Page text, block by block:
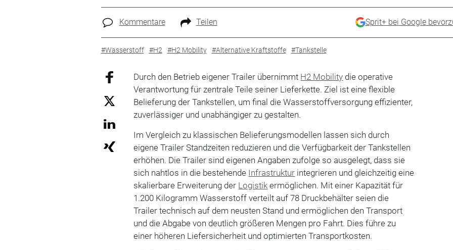
Kommentare Teilen Sprit+ bei Google
#Wasserstoff #H2 #H2 Mobility #Alternative Kraftstoffe #Tankstelle
Durch den Betrieb eigener Trailer übernimmt H2 Mobility die operative
Verantwortung für zentrale Teile seiner Lieferkette. Ziel ist eine flexible
Belieferung der Tankstellen, um final die Wasserstoffversorgung effizienter,
zuverlässiger und unabhängiger zu gestalten.
Im Vergleich zu klassischen Belieferungsmodellen lassen sich durch
eigene Trailer Standzeiten reduzieren und die Verfügbarkeit der Tankstellen
erhöhen. Die Trailer sind eigenen Angaben zufolge so ausgelegt, dass sie
sich nahtlos in die bestehende Infrastruktur integrieren und gleichzeitig eine
skalierbare Erweiterung der Logistik ermöglichen. Mit einer Kapazität für
1.200 Kilogramm Wasserstoff verteilt auf 78 Druckbehälter seien die
Trailer technisch auf dem neusten Stand und ermöglichen den Transport
und die Abgabe von deutlich größeren Mengen pro Fahrt. Dies führe zu
einer höheren Liefersicherheit und optimierten Transportkosten.